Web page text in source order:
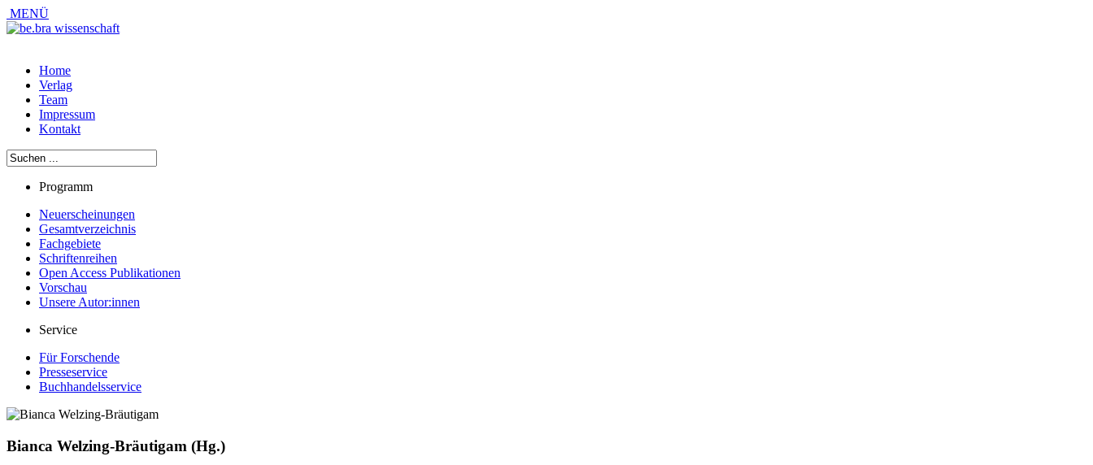
MENÜ
Home
Verlag
Team
Impressum
Kontakt
Programm
Neuerscheinungen
Gesamtverzeichnis
Fachgebiete
Schriftenreihen
Open Access Publikationen
Vorschau
Unsere Autor:innen
Service
Für Forschende
Presseservice
Buchhandelsservice
Bianca Welzing-Bräutigam (Hg.)